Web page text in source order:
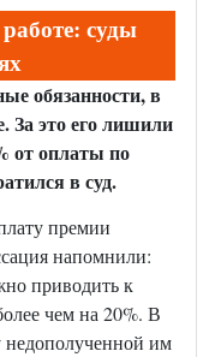
суды
обязанности, в
За это его лишили
от оплаты по
в суд.
премии
напомнили:
приводить к
чем на 20%. В
недополученной им